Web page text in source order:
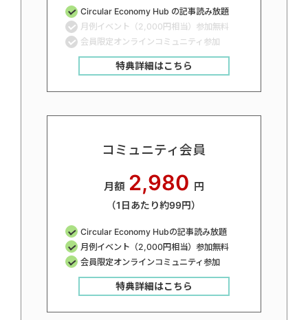
Circular Economy Hub の記事読み放題
月例イベント（2,000円相当）参加無料
会員限定オンラインコミュニティ参加
特典詳細はこちら
コミュニティ会員
月額 2,980 円
（1日あたり約99円）
Circular Economy Hubの記事読み放題
月例イベント（2,000円相当）参加無料
会員限定オンラインコミュニティ参加
特典詳細はこちら